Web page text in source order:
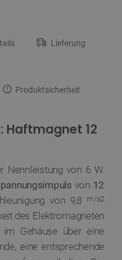
Lieferung
Produktsicherheit
Haftmagnet 12
Nennleistung von 6 W.
von 12
von 9,8 m/s2
des Elektromagneten
im Gehäuse über eine
eine entsprechende